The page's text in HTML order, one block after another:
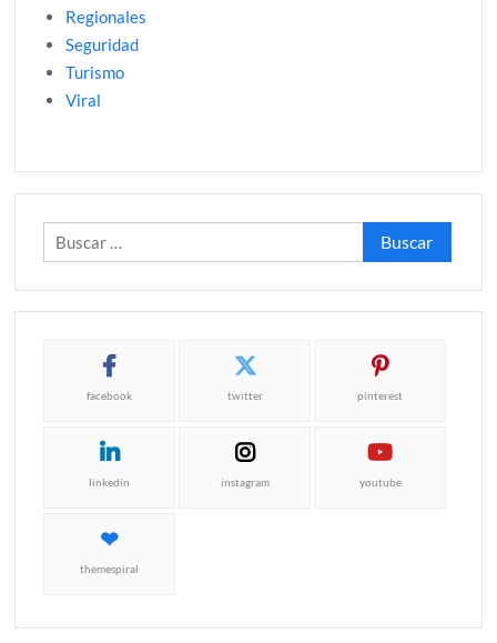
Regionales
Seguridad
Turismo
Viral
Buscar:
facebook twitter pinterest
linkedin instagram youtube
themespiral